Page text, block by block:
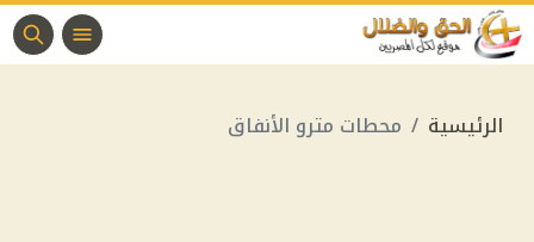
الرئيسية محطات مترو الأنفاق